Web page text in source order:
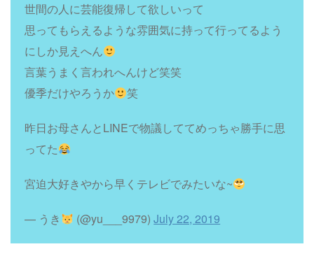
世間の人に芸能復帰して欲しいって
思ってもらえるような雰囲気に持って行ってるよう
にしか見えへん
言葉うまく言われへんけど笑笑
優季だけやろうか
笑
昨日お母さんとLINEで物議しててめっちゃ勝手に思
ってた
宮迫大好きやから早くテレビでみたいな~
— うき (@yu___9979)July 22, 2019